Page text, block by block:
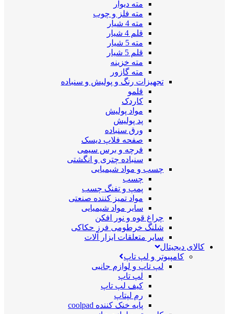
مته دیوار
مته فلز و چوب
مته 4 شیار
قلم 4 شیار
مته 5 شیار
قلم 5 شیار
مته خزینه
مته گازور
تجهیزات رنگ و پولیش و سنباده
قلمو
کاردک
مواد پولیش
پد پولیش
ورق سنباده
صفحه فلاپ دیسک
فرچه و برس سیمی
سنباده چتری و انگشتی
چسب و مواد شیمیایی
چسب
پمپ و تفنگ چسب
مواد تمیز کننده صنعتی
سایر مواد شیمیایی
چراغ قوه و نور افکن
شلنگ خرطومی فرز حکاکی
سایر متعلقات ابزار آلات
کالای دیجیتال
کامپیوتر و لپ تاپ
لپ تاپ و لوازم جانبی
لپ تاپ
کیف لپ تاپ
رم لپتاپ
پایه خنک کننده coolpad